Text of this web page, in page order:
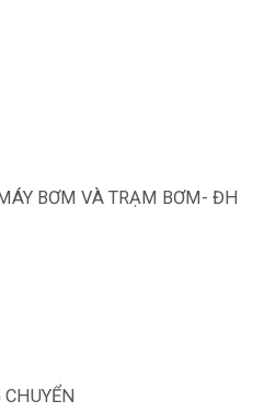
BƠM VÀ TRẠM BƠM- ĐH